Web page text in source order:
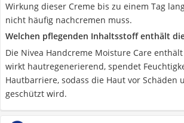
Wirkung dieser Creme bis zu einem Tag
nicht häufig nachcremen muss.
Welchen pflegenden Inhaltsstoff enthält
Die Nivea Handcreme Moisture Care
wirkt hautregenerierend, spendet
Hautbarriere, sodass die Haut vor Schäden
geschützt wird.